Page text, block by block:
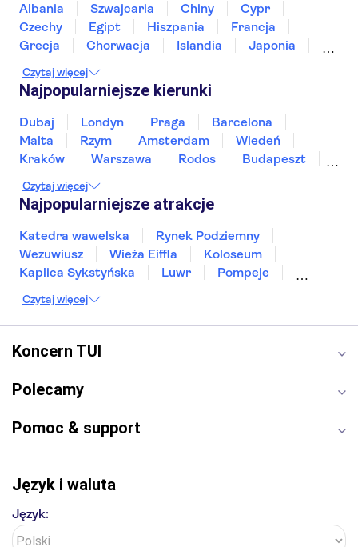
Albania Szwajcaria Chiny
Cypr
Czechy
Egipt Hiszpania
Francja
Grecja
Chorwacja Islandia
Japonia
Tajlandia
Tunezja Turcja
Czytaj więcej
Najpopularniejsze kierunki
Dubaj Londyn Praga
Barcelona
Malta
Rzym Amsterdam
Wiedeń
Kraków
Warszawa Rodos
Budapeszt
Poznań
Sopot Gdynia
Czytaj więcej
Najpopularniejsze atrakcje
Katedra wawelska
Rynek Podziemny
Wezuwiusz
Wieża Eiffla
Koloseum
Kaplica Sykstyńska
Luwr
Pompeje
Akropol
Wawel
Park Güell
Alhambra
Caminito del Rey
Energylandia
Czytaj więcej
Koncern TUI
Polecamy
Pomoc & support
Język i waluta
Język: